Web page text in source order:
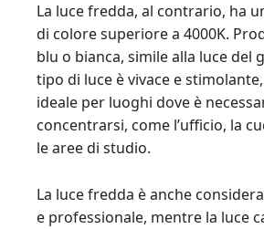
La luce fredda, al contrario, ha
di colore superiore a 4000K.
blu o bianca, simile alla luce del
tipo di luce è vivace e
ideale per luoghi dove è
concentrarsi, come l’ufficio, la
le aree di studio.
La luce fredda è anche
e professionale, mentre la luce